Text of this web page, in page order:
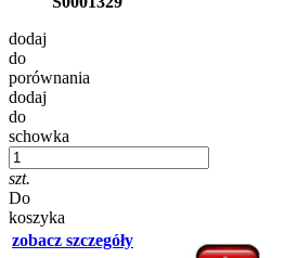
dodaj
do
porównania
dodaj
do
schowka
szt.
Do
koszyka
zobacz szczegóły